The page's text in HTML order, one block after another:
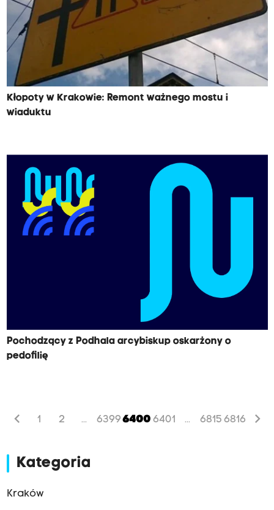
Kłopoty w Krakowie: Remont ważnego mostu i
wiaduktu
Pochodzący z Podhala arcybiskup oskarżony o
pedofilię
chevron_left 1 2 ... 6399 6400 6401 ... 6815 6816 chevron_right
Kategoria
Kraków